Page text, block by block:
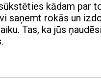
kādam par
saņemt rokās un
Tas, ka jūs